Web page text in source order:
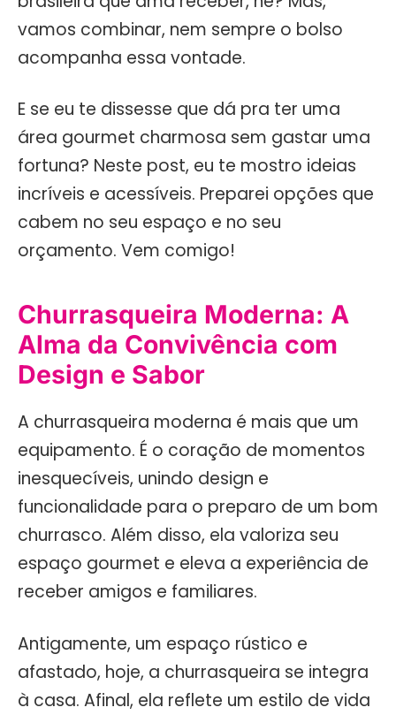
vamos combinar, nem sempre o bolso
acompanha essa vontade.
E se eu te dissesse que dá pra ter uma
área gourmet charmosa sem gastar uma
fortuna? Neste post, eu te mostro ideias
incríveis e acessíveis. Preparei opções que
cabem no seu espaço e no seu
orçamento. Vem comigo!
Churrasqueira Moderna: A
Alma da Convivência com
Design e Sabor
A churrasqueira moderna é mais que um
equipamento. É o coração de momentos
inesquecíveis, unindo design e
funcionalidade para o preparo de um bom
churrasco. Além disso, ela valoriza seu
espaço gourmet e eleva a experiência de
receber amigos e familiares.
Antigamente, um espaço rústico e
afastado, hoje, a churrasqueira se integra
à casa. Afinal, ela reflete um estilo de vida